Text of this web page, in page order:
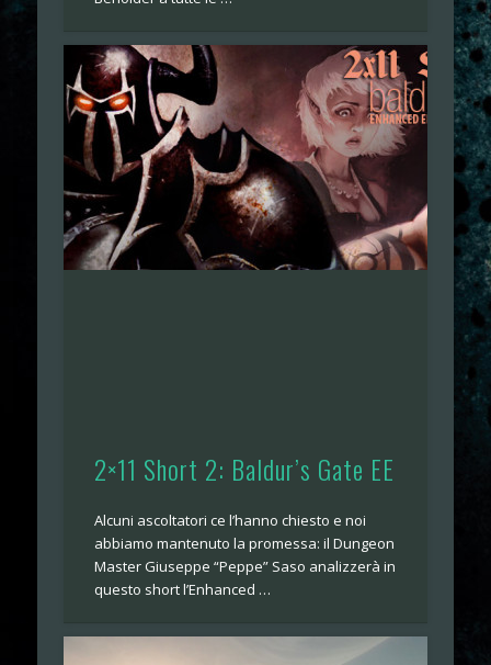
2×11 Short 2: Baldur’s Gate EE
Alcuni ascoltatori ce l’hanno chiesto e noi
abbiamo mantenuto la promessa: il Dungeon
Master Giuseppe “Peppe” Saso analizzerà in
questo short l’Enhanced …